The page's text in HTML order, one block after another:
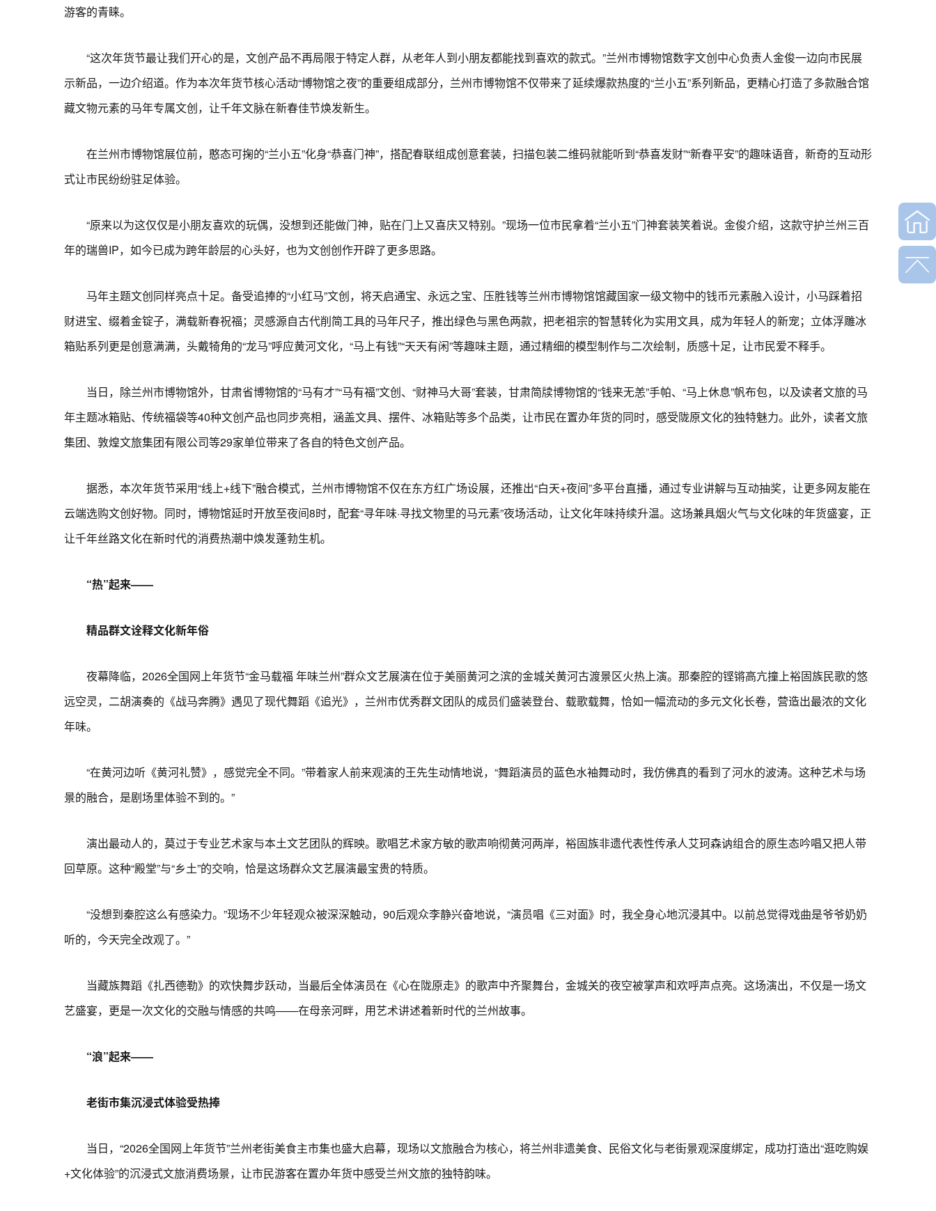
游客的青睐。
“这次年货节最让我们开心的是，文创产品不再局限于特定人群，从老年人到小朋友都能找到喜欢的款式。”兰州市博物馆数字文创中心负责人金俊一边向市民展
示新品，一边介绍道。作为本次年货节核心活动“博物馆之夜”的重要组成部分，兰州市博物馆不仅带来了延续爆款热度的“兰小五”系列新品，更精心打造了多款融合馆
藏文物元素的马年专属文创，让千年文脉在新春佳节焕发新生。
在兰州市博物馆展位前，憨态可掬的“兰小五”化身“恭喜门神”，搭配春联组成创意套装，扫描包装二维码就能听到“恭喜发财”“新春平安”的趣味语音，新奇的互动形
式让市民纷纷驻足体验。
“原来以为这仅仅是小朋友喜欢的玩偶，没想到还能做门神，贴在门上又喜庆又特别。”现场一位市民拿着“兰小五”门神套装笑着说。金俊介绍，这款守护兰州三百
年的瑞兽IP，如今已成为跨年龄层的心头好，也为文创创作开辟了更多思路。
马年主题文创同样亮点十足。备受追捧的“小红马”文创，将天启通宝、永远之宝、压胜钱等兰州市博物馆馆藏国家一级文物中的钱币元素融入设计，小马踩着招
财进宝、缀着金锭子，满载新春祝福；灵感源自古代削简工具的马年尺子，推出绿色与黑色两款，把老祖宗的智慧转化为实用文具，成为年轻人的新宠；立体浮雕冰
箱贴系列更是创意满满，头戴犄角的“龙马”呼应黄河文化，“马上有钱”“天天有闲”等趣味主题，通过精细的模型制作与二次绘制，质感十足，让市民爱不释手。
当日，除兰州市博物馆外，甘肃省博物馆的“马有才”“马有福”文创、“财神马大哥”套装，甘肃简牍博物馆的“钱来无恙”手帕、“马上休息”帆布包，以及读者文旅的马
年主题冰箱贴、传统福袋等40种文创产品也同步亮相，涵盖文具、摆件、冰箱贴等多个品类，让市民在置办年货的同时，感受陇原文化的独特魅力。此外，读者文旅
集团、敦煌文旅集团有限公司等29家单位带来了各自的特色文创产品。
据悉，本次年货节采用“线上+线下”融合模式，兰州市博物馆不仅在东方红广场设展，还推出“白天+夜间”多平台直播，通过专业讲解与互动抽奖，让更多网友能在
云端选购文创好物。同时，博物馆延时开放至夜间8时，配套“寻年味·寻找文物里的马元素”夜场活动，让文化年味持续升温。这场兼具烟火气与文化味的年货盛宴，正
让千年丝路文化在新时代的消费热潮中焕发蓬勃生机。
“热”起来——
精品群文诠释文化新年俗
夜幕降临，2026全国网上年货节“金马载福 年味兰州”群众文艺展演在位于美丽黄河之滨的金城关黄河古渡景区火热上演。那秦腔的铿锵高亢撞上裕固族民歌的悠
远空灵，二胡演奏的《战马奔腾》遇见了现代舞蹈《追光》，兰州市优秀群文团队的成员们盛装登台、载歌载舞，恰如一幅流动的多元文化长卷，营造出最浓的文化
年味。
“在黄河边听《黄河礼赞》，感觉完全不同。”带着家人前来观演的王先生动情地说，“舞蹈演员的蓝色水袖舞动时，我仿佛真的看到了河水的波涛。这种艺术与场
景的融合，是剧场里体验不到的。”
演出最动人的，莫过于专业艺术家与本土文艺团队的辉映。歌唱艺术家方敏的歌声响彻黄河两岸，裕固族非遗代表性传承人艾珂森讷组合的原生态吟唱又把人带
回草原。这种“殿堂”与“乡土”的交响，恰是这场群众文艺展演最宝贵的特质。
“没想到秦腔这么有感染力。”现场不少年轻观众被深深触动，90后观众李静兴奋地说，“演员唱《三对面》时，我全身心地沉浸其中。以前总觉得戏曲是爷爷奶奶
听的，今天完全改观了。”
当藏族舞蹈《扎西德勒》的欢快舞步跃动，当最后全体演员在《心在陇原走》的歌声中齐聚舞台，金城关的夜空被掌声和欢呼声点亮。这场演出，不仅是一场文
艺盛宴，更是一次文化的交融与情感的共鸣——在母亲河畔，用艺术讲述着新时代的兰州故事。
“浪”起来——
老街市集沉浸式体验受热捧
当日，“2026全国网上年货节”兰州老街美食主市集也盛大启幕，现场以文旅融合为核心，将兰州非遗美食、民俗文化与老街景观深度绑定，成功打造出“逛吃购娱
+文化体验”的沉浸式文旅消费场景，让市民游客在置办年货中感受兰州文旅的独特韵味。